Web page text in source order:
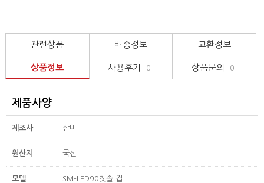
관련상품 배송정보 교환정보
상품정보 사용후기 0 상품문의 0
제품사양
제조사 삼미
원산지 국산
모델 SM-LED90칫솔 컵